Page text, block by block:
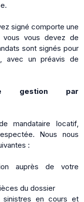
signé comporte une
vous vous devez de
sont signés pour
avec un préavis de
gestion par
mandataire locatif,
Nous nous
:
auprès de votre
du dossier
en cours et